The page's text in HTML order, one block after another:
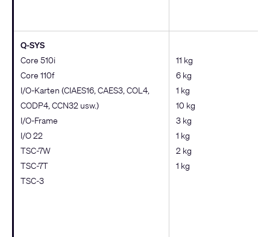
Q-SYS
Core 510i
Core 110f
I/O-Karten (CIAES16, CAES3, COL4,
CODP4, CCN32 usw.)
I/O-Frame
I/O 22
TSC-7W
TSC-7T
TSC-3
11 kg
6 kg
1 kg
10 kg
3 kg
1 kg
2 kg
1 kg